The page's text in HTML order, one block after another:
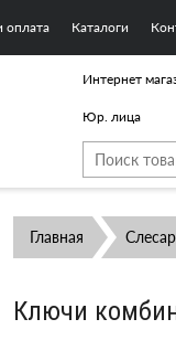
оплата Каталоги
Интернет
Юр. лица
Главная
Ключи